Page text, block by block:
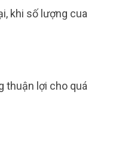
khi số lượng cua
thuận lợi cho quá